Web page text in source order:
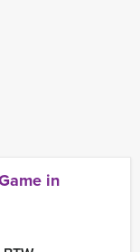
in